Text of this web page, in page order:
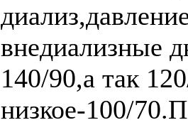
внедиализные
140/90,а так
низкое-100/